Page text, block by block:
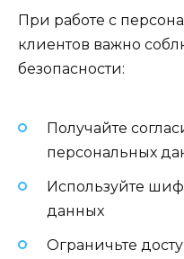
При работе с
клиентов важно
безопасности:
Получайте
персональных
Используйте
данных
Ограничьте